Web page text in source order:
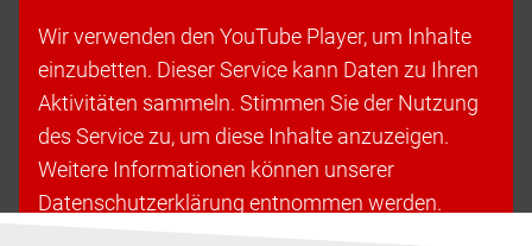
Wir verwenden den YouTube Player, um Inhalte
einzubetten. Dieser Service kann Daten zu Ihren
Aktivitäten sammeln. Stimmen Sie der Nutzung
des Service zu, um diese Inhalte anzuzeigen.
Weitere Informationen können unserer
Datenschutzerklärung entnommen werden.